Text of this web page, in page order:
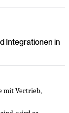
Integrationen in
mit Vertrieb,